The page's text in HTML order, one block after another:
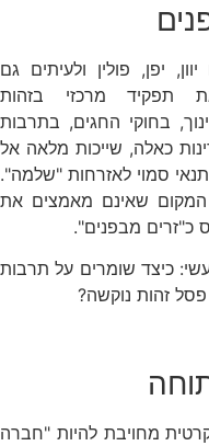
פולין ולעיתים גם
מרכזי בזהות
החגים, בתרבות
שייכות מלאה אל
לאזרחות "שלמה".
שאינם מאמצים את
מבפנים".
שומרים על תרבות
נוקשה?
מחויבת להיות "חברה